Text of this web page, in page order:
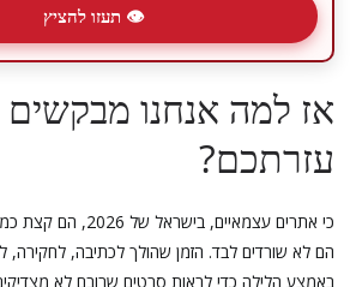
👁 תעזו להציץ
אז למה אנחנו
עזרתכם?
כי אתרים עצמאיים,
הם לא שורדים לבד. הזמן שהולך לכתיבה, לחקירה,
באמצע הלילה כדי לראות סרטים שרובם לא